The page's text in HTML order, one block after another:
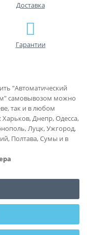
Доставка
Гарантии
"Автоматический
самовывозом можно
так и в любом
Днепр, Одесса,
Луцк, Ужгород,
Полтава, Сумы и в